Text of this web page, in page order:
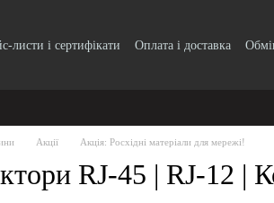
листи і сертифікати Оплата і доставка
Акції Акція: Росхідні матеріали для мережі!
RJ-45 | RJ-12 |